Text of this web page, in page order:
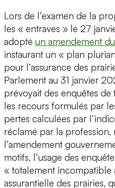
Lors de l’examen de la
les « entraves » le 27
adopté un amendement
instaurant un « plan
pour l’assurance des
Parlement au 31 janvier
prévoyait des enquêtes
les recours formulés par
pertes calculées par
réclamé par la profession,
l’amendement
motifs, l’usage des
« totalement incompatible
assurantielle des prairies,